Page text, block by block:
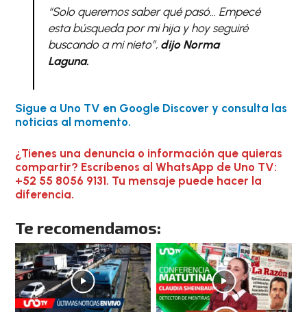
“Solo queremos saber qué pasó… Empecé
esta búsqueda por mi hija y hoy seguiré
buscando a mi nieto”, dijo Norma
Laguna.
Sigue a Uno TV en Google Discover y consulta las
noticias al momento.
¿Tienes una denuncia o información que quieras
compartir? Escríbenos al WhatsApp de Uno TV:
+52 55 8056 9131. Tu mensaje puede hacer la
diferencia.
Te recomendamos: